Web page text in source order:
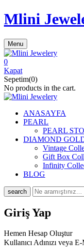
Mlini
Menu
0
Kapat
Sepetim(0)
No products in the cart.
ANASAYFA
PEARL
PEARL
DIAMOND
Vintage
Gift Box
Infinity
BLOG
search
Giriş Yap
Hemen Hesap Oluştur
Kullanıcı Adınızı veya